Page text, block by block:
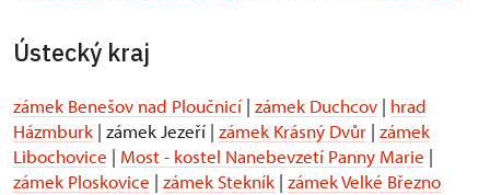
Ústecký kraj
zámek Benešov nad Ploučnicí | zámek Duchcov | hrad
Házmburk | zámek Jezeří | zámek Krásný Dvůr | zámek
Libochovice | Most - kostel Nanebevzetí Panny Marie |
zámek Ploskovice | zámek Stekník | zámek Velké Březno